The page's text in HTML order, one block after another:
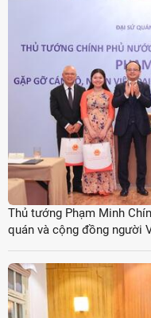
Thủ tướng Phạm Minh
quán và cộng đồng người